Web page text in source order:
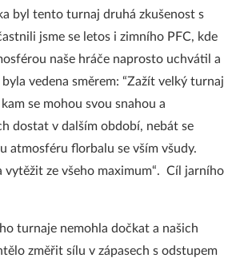
byl tento turnaj druhá zkušenost s
jsme se letos i zimního PFC, kde
naše hráče naprosto uchvátil a
vedena směrem: “Zažít velký turnaj
se mohou svou snahou a
dostat v dalším období, nebát se
atmosféru florbalu se vším všudy.
vytěžit ze všeho maximum“. Cíl jarního
turnaje nemohla dočkat a našich
změřit sílu v zápasech s odstupem